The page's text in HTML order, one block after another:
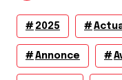
2025
Annonce